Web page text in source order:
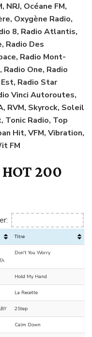
NRJ, Océane FM,
Oxygène Radio,
8, Radio Atlantis,
Radio Des
Radio Mont-
Radio One, Radio
Radio Star
Vinci Autoroutes,
RVM, Skyrock, Soleil
Tonic Radio, Top
Hit, VFM, Vibration,
FM
HOT 200
Titre
Don't You Worry
Hold My Hand
La Recette
2Step
Calm Down